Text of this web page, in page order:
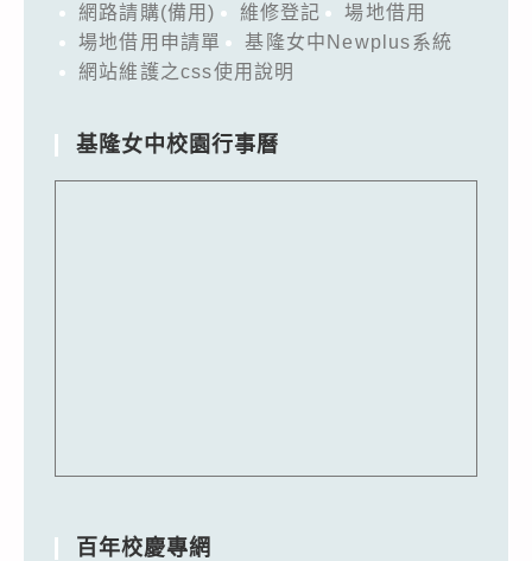
網路請購(備用)
維修登記
場地借用
場地借用申請單
基隆女中Newplus系統
網站維護之css使用說明
基隆女中校園行事曆
百年校慶專網